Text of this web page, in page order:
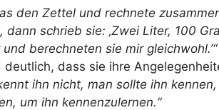
den Zettel und rechnete
dann schrieb sie: ‚Zwei Liter, 100
berechneten sie mir gleichwohl.’“
deutlich, dass sie ihre
ihn nicht, man sollte ihn
um ihn kennenzulernen.“